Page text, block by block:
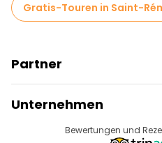
Gratis-Touren in Saint-
Partner
Anbieter-Anmeldung
Affiliate-Programm
Unternehmen
ReisezieleBewertungen und